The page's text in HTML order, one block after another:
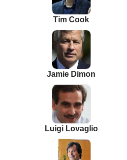
Tim Cook
Jamie Dimon
Luigi Lovaglio